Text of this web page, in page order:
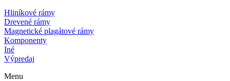
Hliníkové rámy
Drevené rámy
Magnetické plagátové rámy
Komponenty
Iné
Výpredaj
Menu